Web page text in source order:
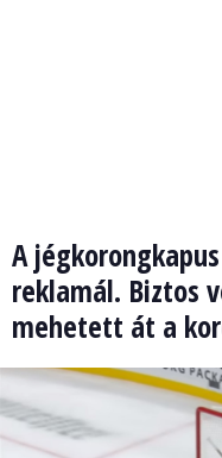
A
reklamál. Biztos
mehetett át a